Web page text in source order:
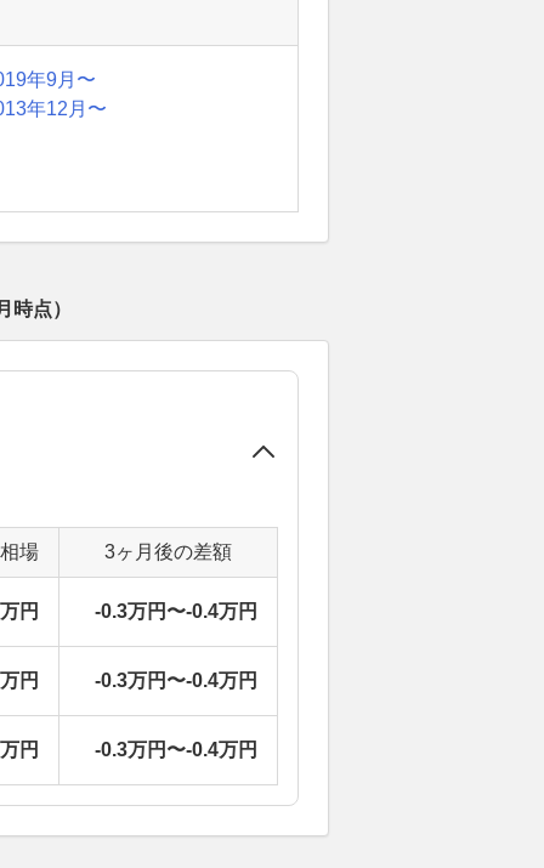
年9月〜
年12月〜
時点）
場 3ヶ月後の差額
円 -0.3万円〜-0.4万円
円 -0.3万円〜-0.4万円
円 -0.3万円〜-0.4万円